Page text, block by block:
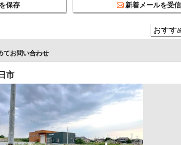
保存 新着メールを受信
てお問い合わせ
市